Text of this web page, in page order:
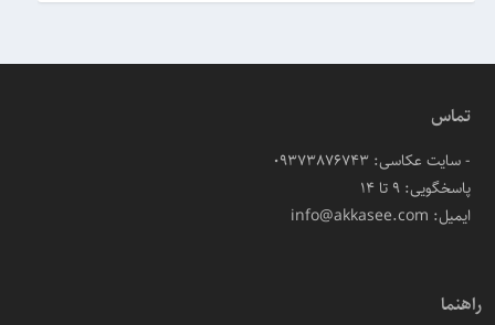
تماس
- سایت عکاسی: 09373876743
پاسخگویی: ۹ تا ۱۴
ایمیل: info@akkasee.com
راهنما